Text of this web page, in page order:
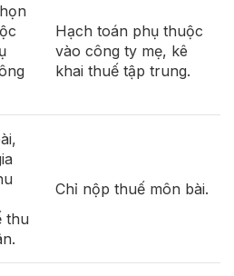
Hạch toán phụ thuộc
vào công ty mẹ, kê
khai thuế tập trung.
thu
Chỉ nộp thuế môn bài.